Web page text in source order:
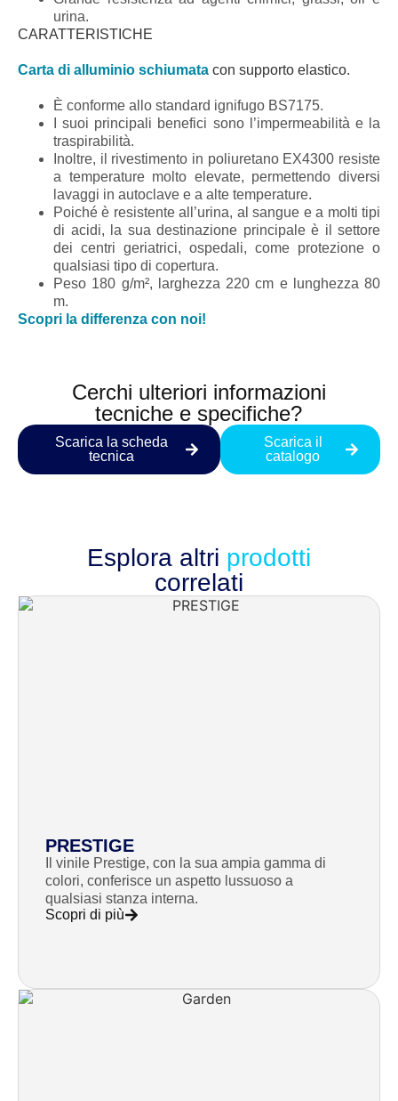
urina.
CARATTERISTICHE
Carta di alluminio schiumata con supporto elastico.
È conforme allo standard ignifugo BS7175.
I suoi principali benefici sono l’impermeabilità e la
traspirabilità.
Inoltre, il rivestimento in poliuretano EX4300 resiste
a temperature molto elevate, permettendo diversi
lavaggi in autoclave e a alte temperature.
Poiché è resistente all’urina, al sangue e a molti tipi
di acidi, la sua destinazione principale è il settore
dei centri geriatrici, ospedali, come protezione o
qualsiasi tipo di copertura.
Peso 180 g/m², larghezza 220 cm e lunghezza 80
m.
Scopri la differenza con noi!
Cerchi ulteriori informazioni
tecniche e specifiche?
Scarica la scheda
tecnica
Scarica il
catalogo
Esplora altri prodotti
correlati
PRESTIGE
Il vinile Prestige, con la sua ampia gamma di
colori, conferisce un aspetto lussuoso a
qualsiasi stanza interna.
Scopri di più